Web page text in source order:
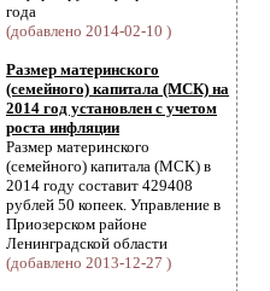
года
(добавлено 2014-02-10 )
Размер материнского
(семейного) капитала (МСК) на
2014 год установлен с учетом
роста инфляции
Размер материнского
(семейного) капитала (МСК) в
2014 году составит 429408
рублей 50 копеек. Управление в
Приозерском районе
Ленинградской области
(добавлено 2013-12-27 )